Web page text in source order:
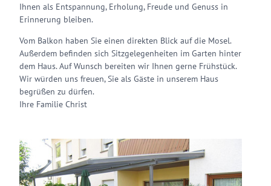
Ihnen als Entspannung, Erholung, Freude und Genuss in
Erinnerung bleiben.
Vom Balkon haben Sie einen direkten Blick auf die Mosel.
Außerdem befinden sich Sitzgelegenheiten im Garten hinter
dem Haus. Auf Wunsch bereiten wir Ihnen gerne Frühstück.
Wir würden uns freuen, Sie als Gäste in unserem Haus
begrüßen zu dürfen.
Ihre Familie Christ